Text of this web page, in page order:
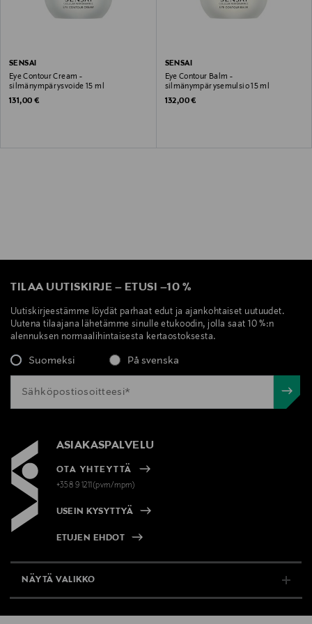
SENSAI
Eye Contour Cream -
silmänympärysvoide 15 ml
Original Price
131,00 €
SENSAI
Eye Contour Balm -
silmänympärysemulsio 15 ml
Original Price
132,00 €
TILAA UUTISKIRJE – ETUSI –10 %
Uutiskirjeestämme löydät parhaat edut ja ajankohtaiset uutuudet.
Uutena tilaajana lähetämme sinulle etukoodin, jolla saat 10 %:n
alennuksen normaalihintaisesta kertaostoksesta.
Suomeksi På svenska
ASIAKASPALVELU
OTA YHTEYTTÄ
+358 9 1211(pvm/mpm)
USEIN KYSYTTYÄ
ETUJEN EHDOT
NÄYTÄ VALIKKO